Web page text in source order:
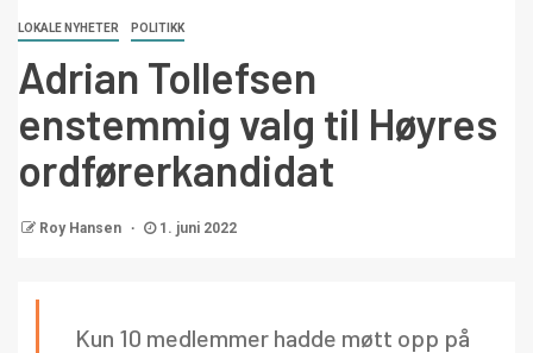
LOKALE NYHETER POLITIKK
Adrian Tollefsen
enstemmig valg til Høyres
ordførerkandidat
Roy Hansen 1. juni 2022
Kun 10 medlemmer hadde møtt opp på